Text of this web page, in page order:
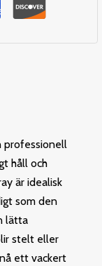
professionell
håll och
är idealisk
som den
lätta
stelt eller
ett vackert